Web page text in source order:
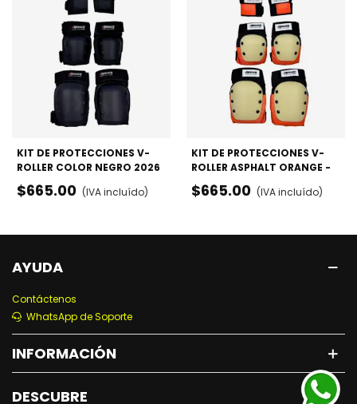
KIT DE PROTECCIONES V-
ROLLER COLOR NEGRO 2026
- RODILLERAS, CODERAS Y
MUÑEQUERAS
$665.00 (IVA incluído)
KIT DE PROTECCIONES V-
ROLLER ASPHALT ORANGE -
RODILLERAS, CODERAS Y
MUÑEQUERAS
$665.00 (IVA incluído)
AYUDA
Contáctenos
WhatsApp de Soporte
INFORMACIÓN
DESCUBRE